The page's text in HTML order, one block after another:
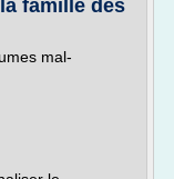
famille des
mal-